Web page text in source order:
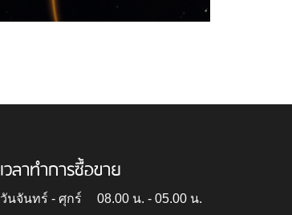
เวลาทำการซื้อขาย
วันจันทร์ - ศุกร์
08.00 น. - 05.00 น.